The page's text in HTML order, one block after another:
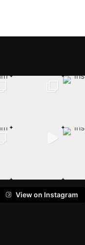
View on Instagram